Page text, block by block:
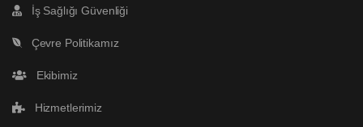
İş Sağlığı Güvenliği
Çevre Politikamız
Ekibimiz
Hizmetlerimiz